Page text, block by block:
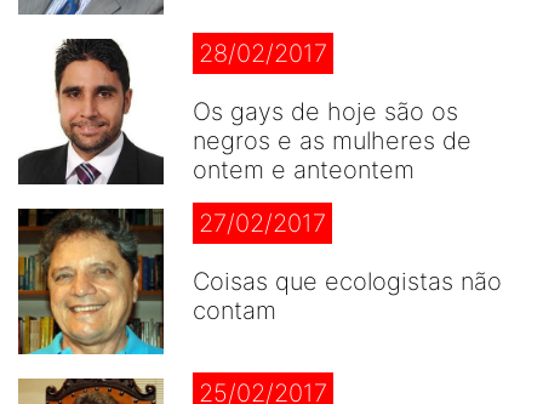
28/02/2017
Os gays de hoje são os
negros e as mulheres de
ontem e anteontem
27/02/2017
Coisas que ecologistas não
contam
25/02/2017